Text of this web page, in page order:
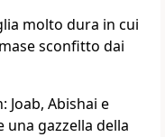
molto dura in cui
sconfitto dai
Joab, Abishai e
una gazzella della